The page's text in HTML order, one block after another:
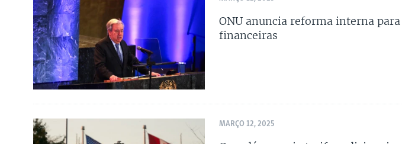
ONU anuncia reforma interna
financeiras
MARÇO 12, 2025